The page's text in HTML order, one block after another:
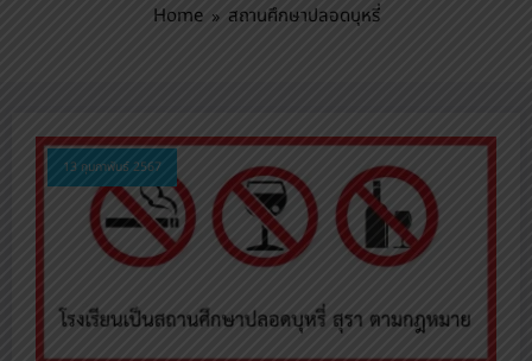
Home สถานศึกษาปลอดบุหรี่
13 กุมภาพันธ์ 2567